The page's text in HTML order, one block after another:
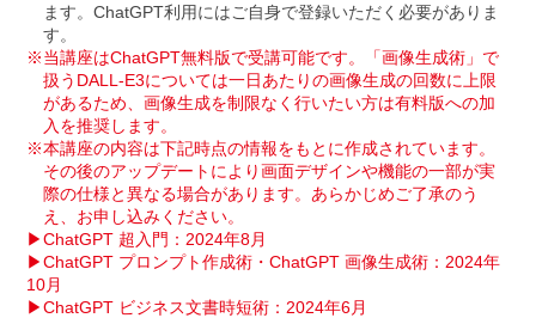
ます。ChatGPT利用にはご自身で登録いただく必要がありま
す。
当講座はChatGPT無料版で受講可能です。「画像生成術」で
扱うDALL-E3については一日あたりの画像生成の回数に上限
があるため、画像生成を制限なく行いたい方は有料版への加
入を推奨します。
本講座の内容は下記時点の情報をもとに作成されています。
その後のアップデートにより画面デザインや機能の一部が実
際の仕様と異なる場合があります。あらかじめご了承のう
え、お申し込みください。
▶ChatGPT 超入門：2024年8月
▶ChatGPT プロンプト作成術・ChatGPT 画像生成術：2024年
10月
▶ChatGPT ビジネス文書時短術：2024年6月